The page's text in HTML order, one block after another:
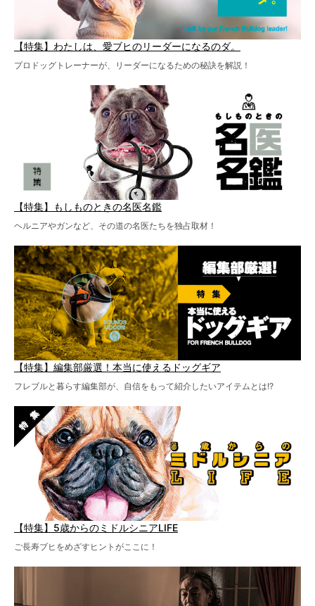
【特集】わたしは、愛ブヒのリーダーになるのダ。
プロドッグトレーナーが、リーダーになるための秘訣を解説！
【特集】もしものときの名医名鑑
ヘルニアやガンなど、その道の名医たちを独占取材！
【特集】編集部厳選！本当に使えるドッグギア
フレブルと暮らす編集部が、自信をもって紹介したいアイテムとは!?
【特集】5歳からのミドルシニアLIFE
ご長寿ブヒをめざすヒントがここに！